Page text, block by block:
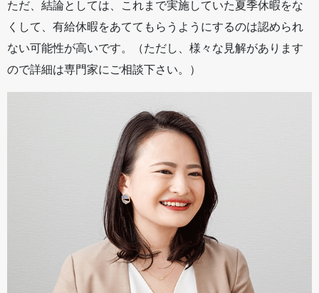
ただ、結論としては、これまで実施していた夏季休暇をな
くして、有給休暇をあててもらうようにするのは認められ
ない可能性が高いです。（ただし、様々な見解があります
ので詳細は専門家にご相談下さい。）